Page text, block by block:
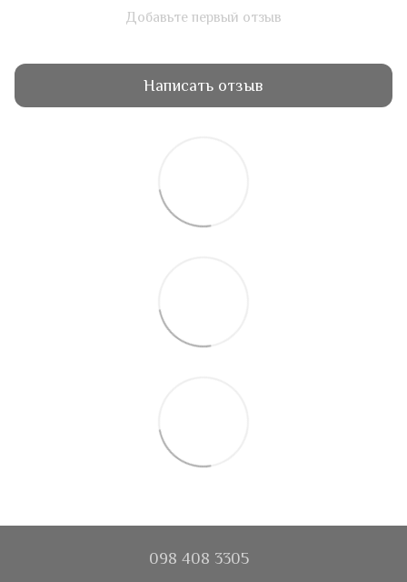
Добавьте первый отзыв
Написать отзыв
098 408 3305